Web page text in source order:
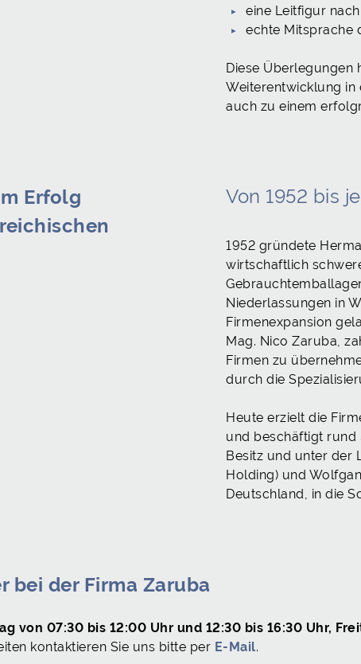
eine Leitfigur
echte Mitsprache
Diese Überlegungen
Weiterentwicklung in
auch zu einem
Erfolg
Von 1952 bis
1952 gründete
wirtschaftlich
Niederlassungen in
Firmenexpansion
Mag. Nico Zaruba,
Firmen zu
durch die
Heute erzielt die
und beschäftigt rund
Besitz und unter der
Holding) und
Deutschland, in die
bei der Firma Zaruba
von 07:30 bis 12:00 Uhr und 12:30 bis 16:30 Uhr,
kontaktieren Sie uns bitte per E-Mail.